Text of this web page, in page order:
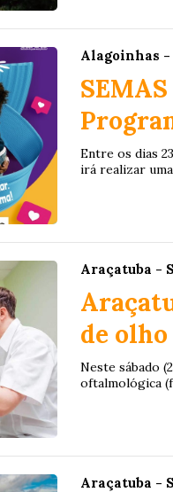
Alagoinhas -
Entre os dias
irá realizar
Araçatuba -
de
Neste sábado
oftalmológica
Araçatuba -